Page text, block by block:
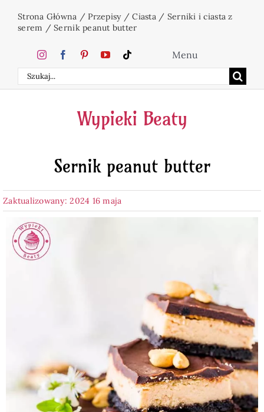
zawartości
Strona Główna /Przepisy/Ciasta/ Serniki i ciasta z
serem /Sernik peanut butter
Szukaj
Menu
Home
Ciasta
Desery
Pieczywo
Przetwory
Posiłki
Zdrowo i fit
Wypieki Beaty
Sernik peanut butter
Zaktualizowany: 2024 16 maja